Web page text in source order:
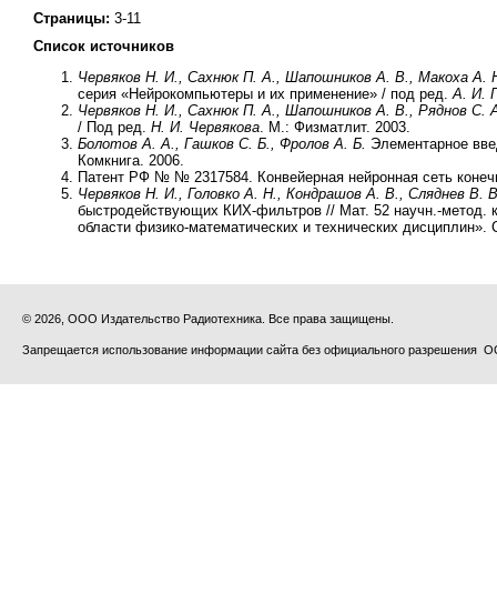
Страницы: 3-11
Список источников
Червяков Н. И., Сахнюк П. А., Шапошников А. В., Макоха А.
серия «Нейрокомпьютеры и их применение» / под ред.А. И.
Червяков Н. И., Сахнюк П. А., Шапошников А. В., Ряднов С.
/ Под ред. Н. И. Червякова. М.: Физматлит. 2003.
Болотов А. А., Гашков С. Б., Фролов А. Б. Элементарное
Комкнига. 2006.
Патент РФ № № 2317584. Конвейерная нейронная сеть
Червяков Н. И., Головко А. Н., Кондрашов А. В., Сляднев В.
быстродействующих КИХ-фильтров // Мат. 52 научн.-метод.
области физико-математических и технических
© 2026, ООО Издательство Радиотехника. Все права защищены.
Запрещается использование информации сайта без официального разрешения